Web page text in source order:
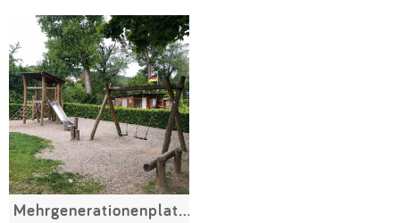
Anmelden
SPIELGERÄTE
Mehrgenerationenplatz Bädle